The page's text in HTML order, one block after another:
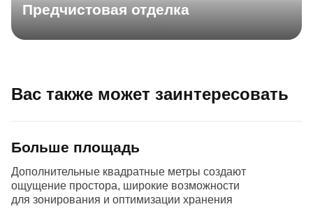
Предчистовая отделка
Вас также может заинтересовать
Больше площадь
Дополнительные квадратные метры создают
ощущение простора, широкие возможности
для зонирования и оптимизации хранения